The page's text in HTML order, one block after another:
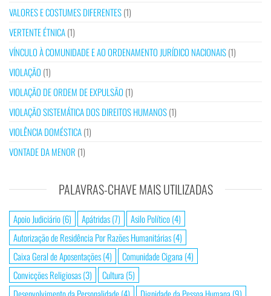
VALORES E COSTUMES DIFERENTES(1)
VERTENTE ÉTNICA(1)
VÍNCULO À COMUNIDADE E AO ORDENAMENTO JURÍDICO NACIONAIS(1)
VIOLAÇÃO (1)
VIOLAÇÃO DE ORDEM DE EXPULSÃO (1)
VIOLAÇÃO SISTEMÁTICA DOS DIREITOS HUMANOS(1)
VIOLÊNCIA DOMÉSTICA(1)
VONTADE DA MENOR (1)
PALAVRAS-CHAVE MAIS UTILIZADAS
Apoio Judiciário(6) Apátridas(7) Asilo Político(4)
Autorização de Residência Por Razões Humanitárias(4)
Caixa Geral de Aposentações(4) Comunidade Cigana (4)
Convicções Religiosas(3) Cultura (5)